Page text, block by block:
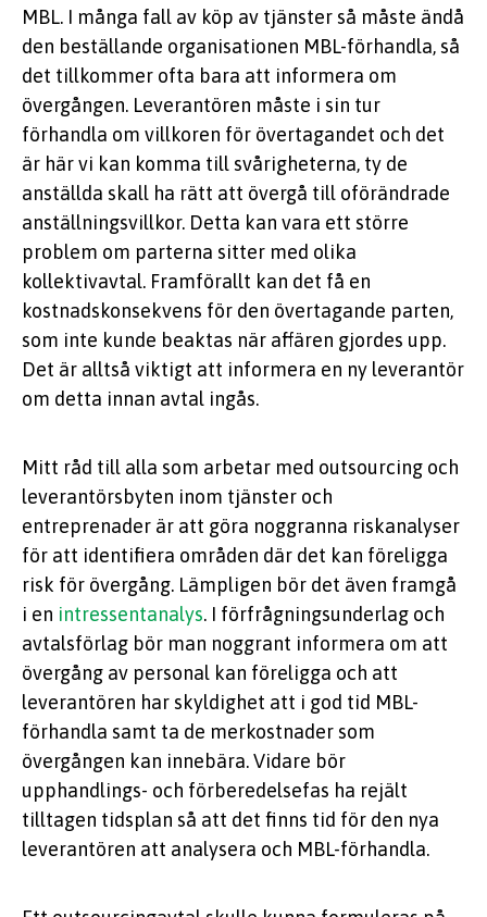
MBL. I många fall av köp av tjänster så måste ändå
den beställande organisationen MBL-förhandla, så
det tillkommer ofta bara att informera om
övergången. Leverantören måste i sin tur
förhandla om villkoren för övertagandet och det
är här vi kan komma till svårigheterna, ty de
anställda skall ha rätt att övergå till oförändrade
anställningsvillkor. Detta kan vara ett större
problem om parterna sitter med olika
kollektivavtal. Framförallt kan det få en
kostnadskonsekvens för den övertagande parten,
som inte kunde beaktas när affären gjordes upp.
Det är alltså viktigt att informera en ny leverantör
om detta innan avtal ingås.
Mitt råd till alla som arbetar med outsourcing och
leverantörsbyten inom tjänster och
entreprenader är att göra noggranna riskanalyser
för att identifiera områden där det kan föreligga
risk för övergång. Lämpligen bör det även framgå
i en intressentanalys. I förfrågningsunderlag och
avtalsförlag bör man noggrant informera om att
övergång av personal kan föreligga och att
leverantören har skyldighet att i god tid MBL-
förhandla samt ta de merkostnader som
övergången kan innebära. Vidare bör
upphandlings- och förberedelsefas ha rejält
tilltagen tidsplan så att det finns tid för den nya
leverantören att analysera och MBL-förhandla.